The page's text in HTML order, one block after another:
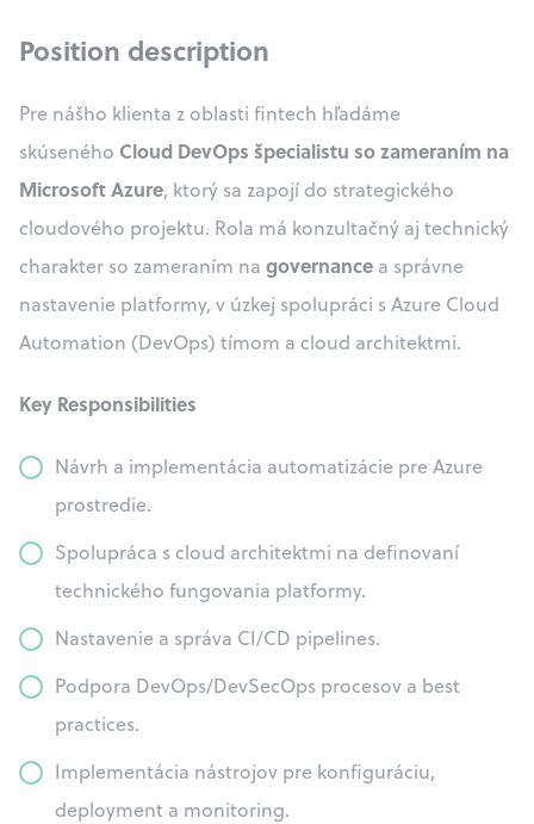
Position description
Pre nášho klienta z oblasti fintech hľadáme
skúseného Cloud DevOps špecialistu so zameraním na
Microsoft Azure, ktorý sa zapojí do strategického
cloudového projektu. Rola má konzultačný aj technický
charakter so zameraním na governance a správne
nastavenie platformy, v úzkej spolupráci s Azure Cloud
Automation (DevOps) tímom a cloud architektmi.
Key Responsibilities
Návrh a implementácia automatizácie pre Azure
prostredie.
Spolupráca s cloud architektmi na definovaní
technického fungovania platformy.
Nastavenie a správa CI/CD pipelines.
Podpora DevOps/DevSecOps procesov a best
practices.
Implementácia nástrojov pre konfiguráciu,
deployment a monitoring.